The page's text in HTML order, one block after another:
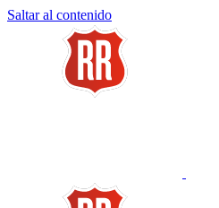
Saltar al contenido